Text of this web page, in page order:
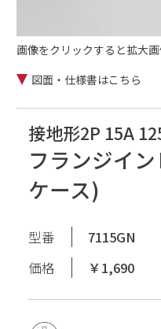
画像をクリックすると拡大画
図面・仕様書はこちら
接地形2P 15A
フランジイ
ケース)
型番
7115GN
価格
￥1,690